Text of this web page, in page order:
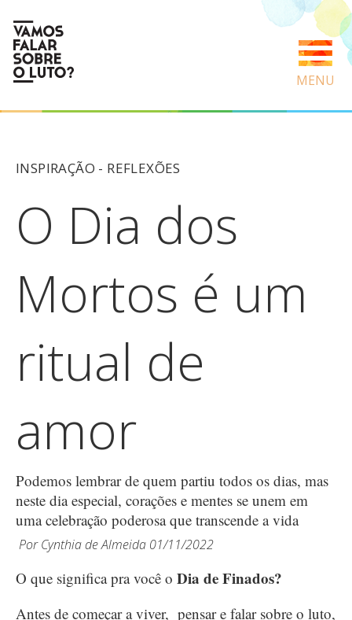
MENU
INSPIRAÇÃO - REFLEXÕES
O Dia dos
Mortos é um
ritual de
amor
Podemos lembrar de quem partiu todos os dias, mas
neste dia especial, corações e mentes se unem em
uma celebração poderosa que transcende a vida
PorCynthia de Almeida 01/11/2022
O que significa pra você o Dia de Finados?
Antes de começar a viver, pensar e falar sobre o luto,